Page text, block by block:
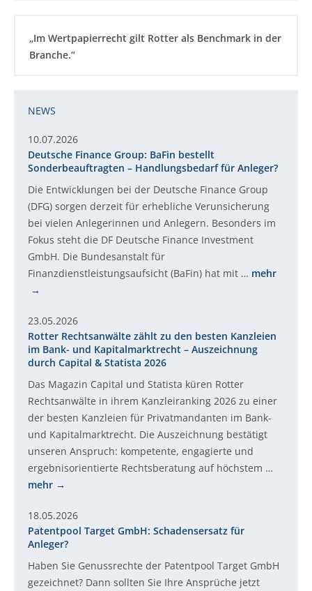
„Im Wertpapierrecht gilt Rotter als Benchmark in der
Branche.“
NEWS
10.07.2026
Deutsche Finance Group: BaFin bestellt
Sonderbeauftragten – Handlungsbedarf für Anleger?
Die Entwicklungen bei der Deutsche Finance Group
(DFG) sorgen derzeit für erhebliche Verunsicherung
bei vielen Anlegerinnen und Anlegern. Besonders im
Fokus steht die DF Deutsche Finance Investment
GmbH. Die Bundesanstalt für
Finanzdienstleistungsaufsicht (BaFin) hat mit … mehr
23.05.2026
Rotter Rechtsanwälte zählt zu den besten Kanzleien
im Bank- und Kapitalmarktrecht – Auszeichnung
durch Capital & Statista 2026
Das Magazin Capital und Statista küren Rotter
Rechtsanwälte in ihrem Kanzleiranking 2026 zu einer
der besten Kanzleien für Privatmandanten im Bank-
und Kapitalmarktrecht. Die Auszeichnung bestätigt
unseren Anspruch: kompetente, engagierte und
ergebnisorientierte Rechtsberatung auf höchstem …
mehr
18.05.2026
Patentpool Target GmbH: Schadensersatz für
Anleger?
Haben Sie Genussrechte der Patentpool Target GmbH
gezeichnet? Dann sollten Sie Ihre Ansprüche jetzt